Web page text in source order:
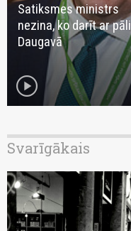
Satiksmes ministrs
nezina, ko darīt ar pāli
Daugavā
play_circle
Svarīgākais